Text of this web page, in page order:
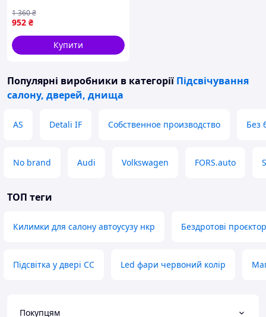
автоаксесуари, цурікава
952 ₴
1 360₴
Купити
Популярні виробники в категорії Підсвічування
салону, дверей, днища
AS Detali IF Собственное производство Без
No brand Audi Volkswagen FORS.auto
ТОП теги
Килимки для салону автоусузу нкр Бездротові
Підсвітка у двері CC Led фари червоний колір
Покупцям